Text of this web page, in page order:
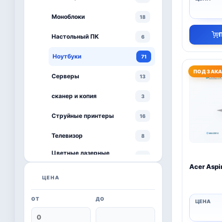
Моноблоки 18
Настольный ПК 6
Ноутбуки 71
Серверы 13
сканер и копия 3
Струйные принтеры 16
Телевизор 8
Цветные лазерные
принтеры
черно-белый принтер
Kaspersky
ЦЕНА
ОТ ДО
ПОД
Acer